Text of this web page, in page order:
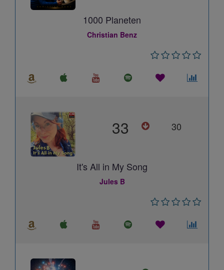
1000 Planeten
Christian Benz
33 30
It's All in My Song
Jules B